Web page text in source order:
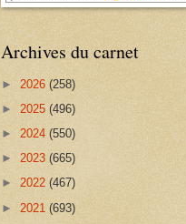
Archives du carnet
► 2026 (258)
► 2025 (496)
► 2024 (550)
► 2023 (665)
► 2022 (467)
► 2021 (693)